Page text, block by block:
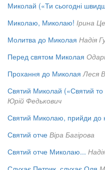
Миколай («Ти сьогодні
Миколаю, Миколаю! Ірина
Молитва до Миколая Надія
Перед святом Миколая
Прохання до Миколая Леся
Святий Миколай («Святий то
Юрій Федькович
Святий Миколаю, прийди до
Святий отче Віра Багірова
Святий отче Миколаю...